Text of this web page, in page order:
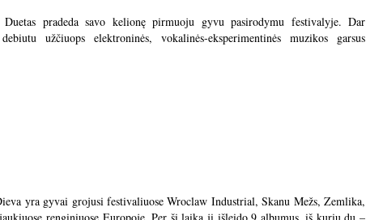
pradeda savo kelionę pirmuoju gyvu pasirodymu festivalyje. Dar
užčiuops elektroninės, vokalinės-eksperimentinės muzikos garsus
yra gyvai grojusi festivaliuose Wroclaw Industrial, Skanu Mežs, Zemlika,